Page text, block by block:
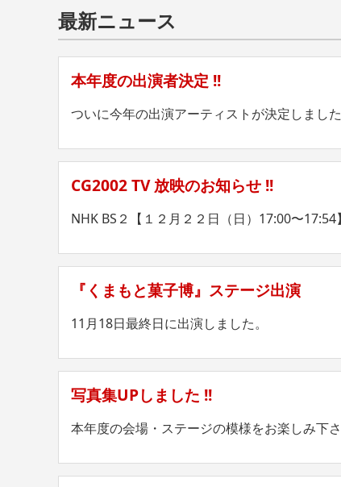
最新ニュース
本年度の出演者決定 !!
ついに今年の出演アーティストが決定しまし
CG2002 TV 放映のお知らせ !!
NHK BS２【１２月２２日（日）17:00〜17:54】
『くまもと菓子博』ステージ出演
11月18日最終日に出演しました。
写真集UPしました !!
本年度の会場・ステージの模様をお楽しみ下さ